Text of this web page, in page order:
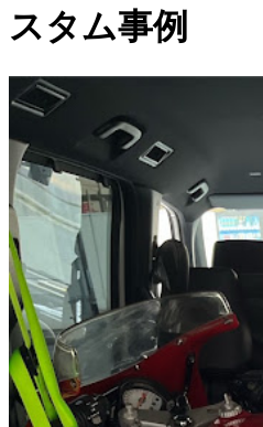
スタム事例